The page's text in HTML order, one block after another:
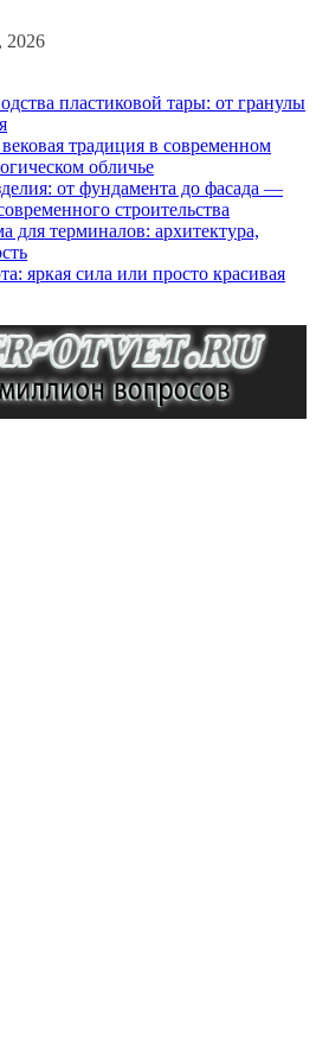
2026
пластиковой тары: от гранулы
традиция в современном
обличье
от фундамента до фасада —
строительства
для терминалов: архитектура,
яркая сила или просто красивая